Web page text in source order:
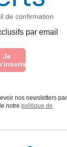
de confirmation
par email
Je
nos newsletters par
notre politique de